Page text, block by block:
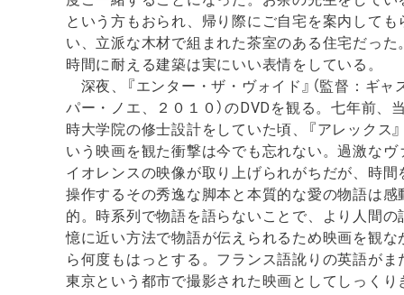
という方もおられ、帰り際にご自宅を案内しても
い、立派な木材で組まれた茶室のある住宅だった
時間に耐える建築は実にいい表情をしている。
深夜、『エンター・ザ・ヴォイド』（監督：ギャ
パー・ノエ、２０１０）のDVDを観る。七年前、
時大学院の修士設計をしていた頃、『アレックス
いう映画を観た衝撃は今でも忘れない。過激なヴ
イオレンスの映像が取り上げられがちだが、時間
操作するその秀逸な脚本と本質的な愛の物語は感
的。時系列で物語を語らないことで、より人間の
憶に近い方法で物語が伝えられるため映画を観な
ら何度もはっとする。フランス語訛りの英語がま
東京という都市で撮影された映画としてしっくり